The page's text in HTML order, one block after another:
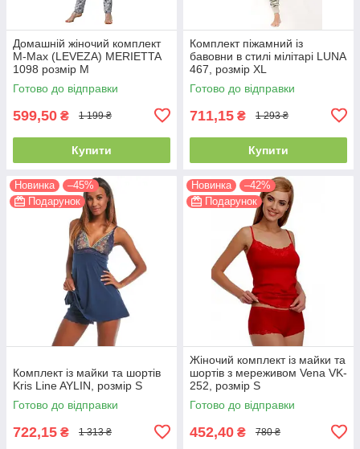
Домашній жіночий комплект
M-Max (LEVEZA) MERIETTA
1098 розмір М
Готово до відправки
599,50 ₴ 1 199 ₴
Купити
Комплект піжамний із
бавовни в стилі мілітарі LUNA
467, розмір XL
Готово до відправки
711,15 ₴ 1 293 ₴
Купити
Новинка
–45%
Подарунок
Комплект із майки та шортів
Kris Line AYLIN, розмір S
Готово до відправки
722,15 ₴ 1 313 ₴
Новинка
–42%
Подарунок
Жіночий комплект із майки та
шортів з мереживом Vena VK-
252, розмір S
Готово до відправки
452,40 ₴ 780 ₴